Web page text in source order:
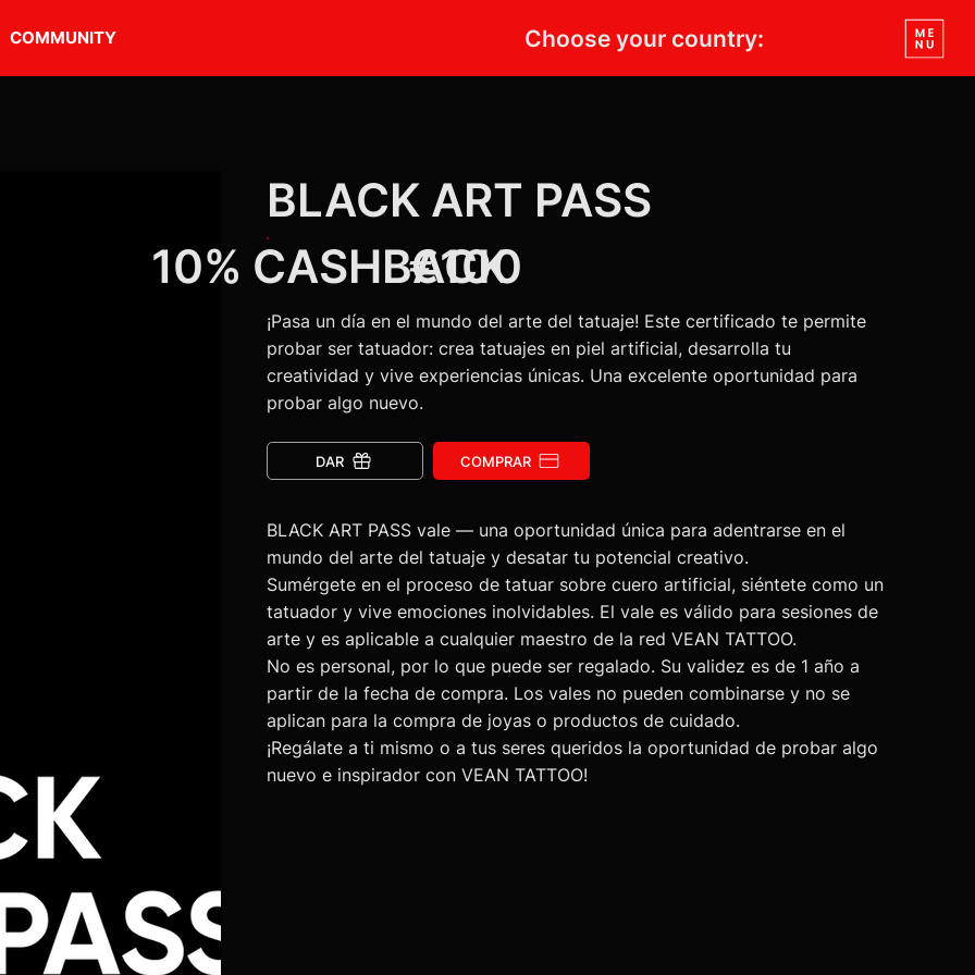
COMMUNITY Choose your country:
BLACK ART PASS
10% CASHBACK
€100
¡Pasa un día en el mundo del arte del tatuaje! Este certificado te permite
probar ser tatuador: crea tatuajes en piel artificial, desarrolla tu
creatividad y vive experiencias únicas. Una excelente oportunidad para
probar algo nuevo.
DAR COMPRAR
BLACK ART PASS vale — una oportunidad única para adentrarse en el
mundo del arte del tatuaje y desatar tu potencial creativo.
Sumérgete en el proceso de tatuar sobre cuero artificial, siéntete como un
tatuador y vive emociones inolvidables. El vale es válido para sesiones de
arte y es aplicable a cualquier maestro de la red VEAN TATTOO.
No es personal, por lo que puede ser regalado. Su validez es de 1 año a
partir de la fecha de compra. Los vales no pueden combinarse y no se
aplican para la compra de joyas o productos de cuidado.
¡Regálate a ti mismo o a tus seres queridos la oportunidad de probar algo
nuevo e inspirador con VEAN TATTOO!